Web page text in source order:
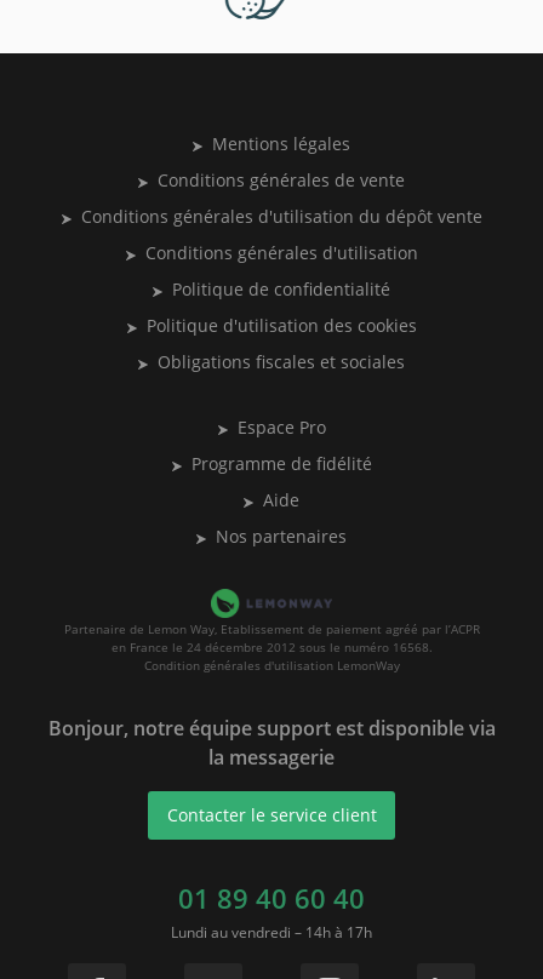
Mentions légales
Conditions générales de vente
Conditions générales d'utilisation du dépôt vente
Conditions générales d'utilisation
Politique de confidentialité
Politique d'utilisation des cookies
Obligations fiscales et sociales
Espace Pro
Programme de fidélité
Aide
Nos partenaires
Partenaire de Lemon Way, Etablissement de paiement agréé par l’ACPR
en France le 24 décembre 2012 sous le numéro 16568.
Condition générales d'utilisation LemonWay
Bonjour, notre équipe support est disponible via
la messagerie
Contacter le service client
01 89 40 60 40
Lundi au vendredi – 14h à 17h